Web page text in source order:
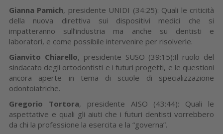
Gianna Pamich, presidente UNIDI (34:25): Quali le criticità
della nuova direttiva sui dispositivi medici che si
impatteranno sull’industria ma anche su dentisti e
laboratori, e come possibile intervenire per risolverle.
Gianvito Chiarello, presidente SUSO (39:15):Il ruolo del
sindacato degli ortodontisti e i futuri progetti, e le questioni
ancora aperte in tema di scuole di specializzazione
odontoiatriche.
Gregorio Tortora, presidente AISO (43:44): Quali le
aspettative e quali gli aiuti che i futuri dentisti vorrebbero
da chi la professione la esercita e la “governa”.